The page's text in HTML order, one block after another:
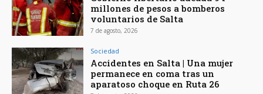
millones de pesos a bomberos
voluntarios de Salta
7 de agosto, 2026
Sociedad
Accidentes en Salta | Una mujer
permanece en coma tras un
aparatoso choque en Ruta 26